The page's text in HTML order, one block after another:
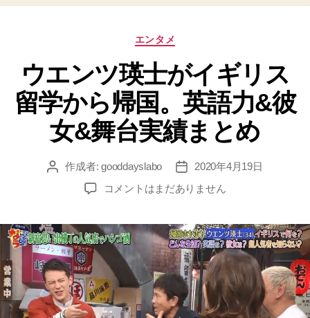
カ
ゴ
リ
ー
エンタメ
ウエンツ瑛士がイギリス
留学から帰国。英語力&彼
女&舞台実績まとめ
投
作成者:gooddayslabo
投
稿
日
2020年4月19日
ウ
ツ
士
が
イ
ギ
コメントはまだありません